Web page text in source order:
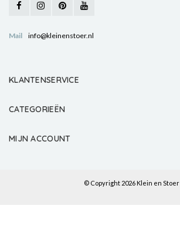
Mail info@kleinenstoer.nl
KLANTENSERVICE
CATEGORIEËN
MIJN ACCOUNT
© Copyright 2026 Klein en Stoer